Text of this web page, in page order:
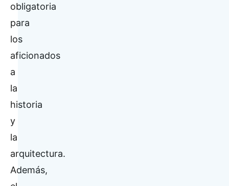
obligatoria
para
los
aficionados
a
la
historia
y
la
arquitectura.
Además,